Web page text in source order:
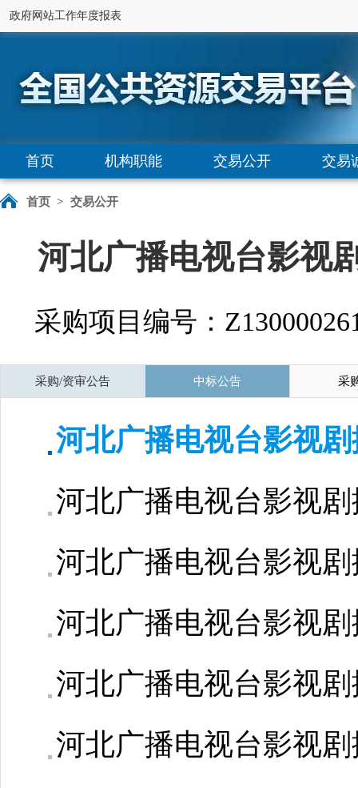
政府网站工作年度报表
首页 机构职能 交易公开 交易
首页 > 交易公开
河北广播电视台影视
采购项目编号：
采购/资审公告 中标公告 采
河北广播电视台影视
河北广播电视台影视
河北广播电视台影视
河北广播电视台影视
河北广播电视台影视
河北广播电视台影视